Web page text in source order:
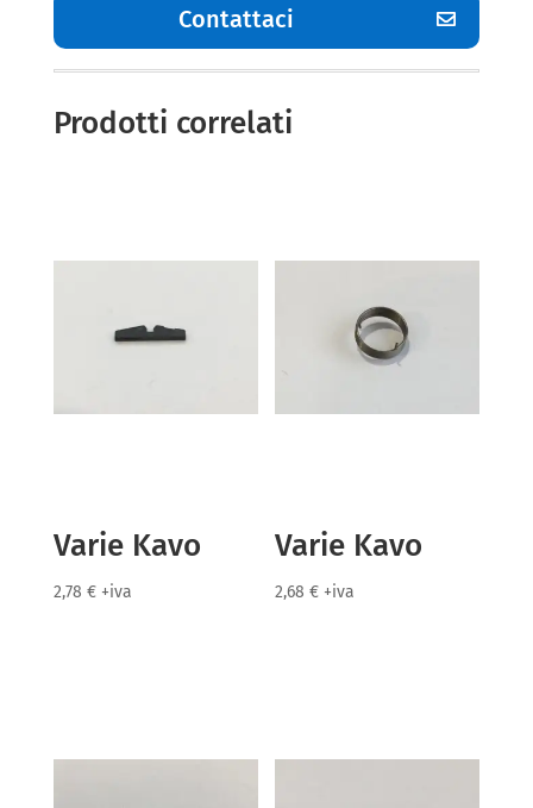
Contattaci
Prodotti correlati
Varie Kavo
2,78 € +iva
Varie Kavo
2,68€ +iva